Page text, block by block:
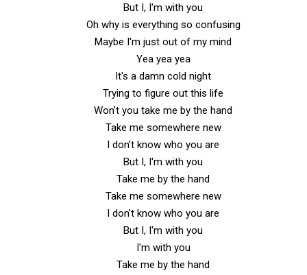
But I, I'm with you
Oh why is everything so confusing
Maybe I'm just out of my mind
Yea yea yea
It's a damn cold night
Trying to figure out this life
Won't you take me by the hand
Take me somewhere new
I don't know who you are
But I, I'm with you
Take me by the hand
Take me somewhere new
I don't know who you are
But I, I'm with you
I'm with you
Take me by the hand